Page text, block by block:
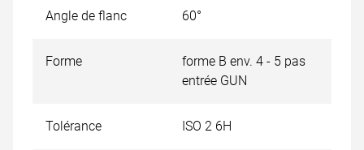
Angle de flanc 60°
Forme
forme B env. 4 - 5 pas
entrée GUN
Tolérance ISO 2 6H